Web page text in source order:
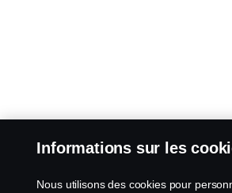
Informations sur les
Nous utilisons des cookies pour